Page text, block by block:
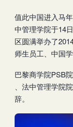
值此中国进入马
中管理学院于14
区圆满举办了
师生员工、中国
巴黎商学院PSB
、法中管理学院
辞。